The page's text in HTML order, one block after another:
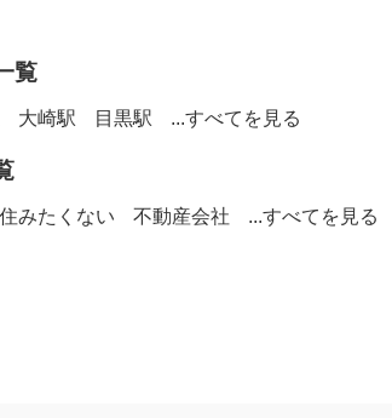
覧
大崎駅 目黒駅 ...すべてを見る
住みたくない 不動産会社 ...すべてを見る